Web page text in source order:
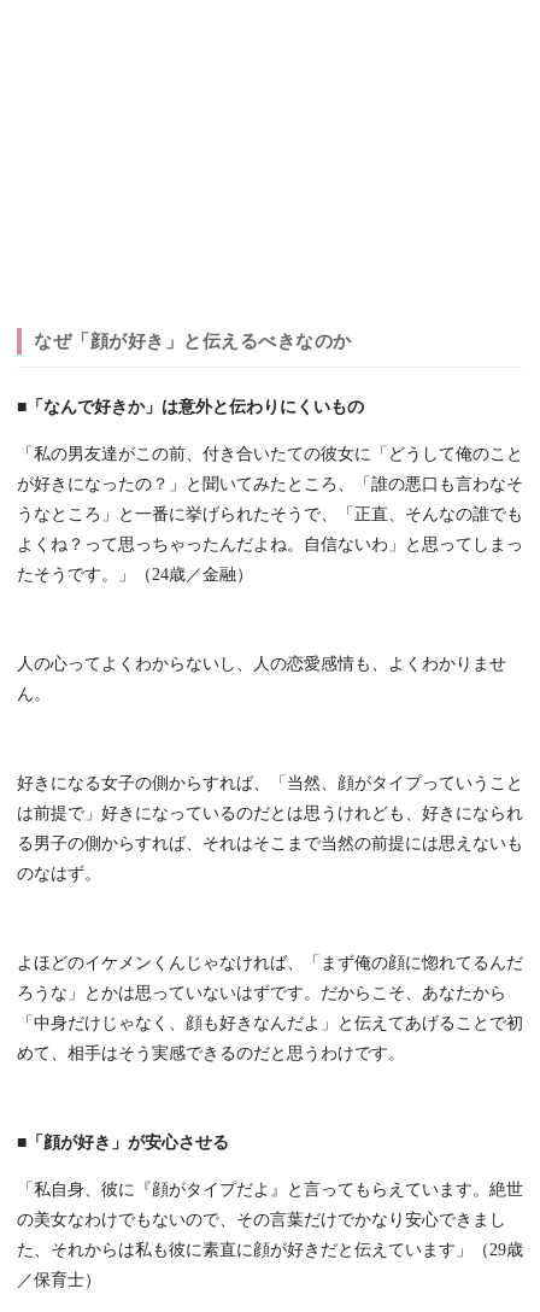
なぜ「顔が好き」と伝えるべきなのか
■「なんで好きか」は意外と伝わりにくいもの
「私の男友達がこの前、付き合いたての彼女に「どうして俺のこと
が好きになったの？」と聞いてみたところ、「誰の悪口も言わなそ
うなところ」と一番に挙げられたそうで、「正直、そんなの誰でも
よくね？って思っちゃったんだよね。自信ないわ」と思ってしまっ
たそうです。」（24歳／金融）
人の心ってよくわからないし、人の恋愛感情も、よくわかりませ
ん。
好きになる女子の側からすれば、「当然、顔がタイプっていうこと
は前提で」好きになっているのだとは思うけれども、好きになられ
る男子の側からすれば、それはそこまで当然の前提には思えないも
のなはず。
よほどのイケメンくんじゃなければ、「まず俺の顔に惚れてるんだ
ろうな」とかは思っていないはずです。だからこそ、あなたから
「中身だけじゃなく、顔も好きなんだよ」と伝えてあげることで初
めて、相手はそう実感できるのだと思うわけです。
■「顔が好き」が安心させる
「私自身、彼に『顔がタイプだよ』と言ってもらえています。絶世
の美女なわけでもないので、その言葉だけでかなり安心できまし
た、それからは私も彼に素直に顔が好きだと伝えています」（29歳
／保育士）